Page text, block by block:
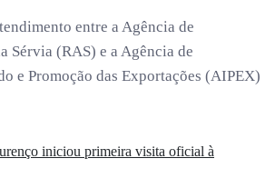
entre a Agência de
Sérvia (RAS) e a Agência de
e Promoção das Exportações (AIPEX)